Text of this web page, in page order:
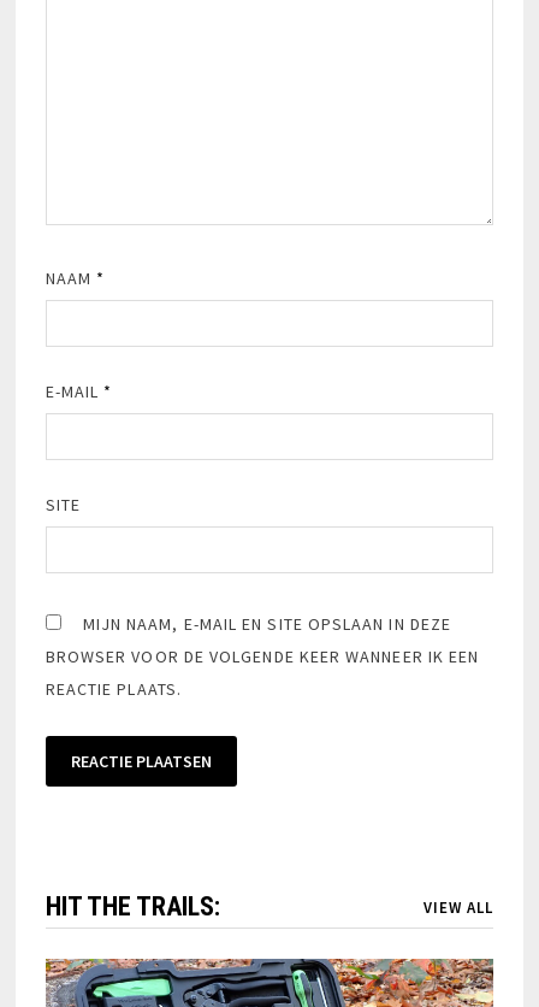
NAAM *
E-MAIL *
SITE
MIJN NAAM, E-MAIL EN SITE OPSLAAN IN DEZE
BROWSER VOOR DE VOLGENDE KEER WANNEER IK EEN
REACTIE PLAATS.
HIT THE TRAILS: VIEW ALL